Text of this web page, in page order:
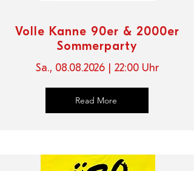
Volle Kanne 90er & 2000er
Sommerparty
Sa., 08.08.2026| 22:00 Uhr
Read More